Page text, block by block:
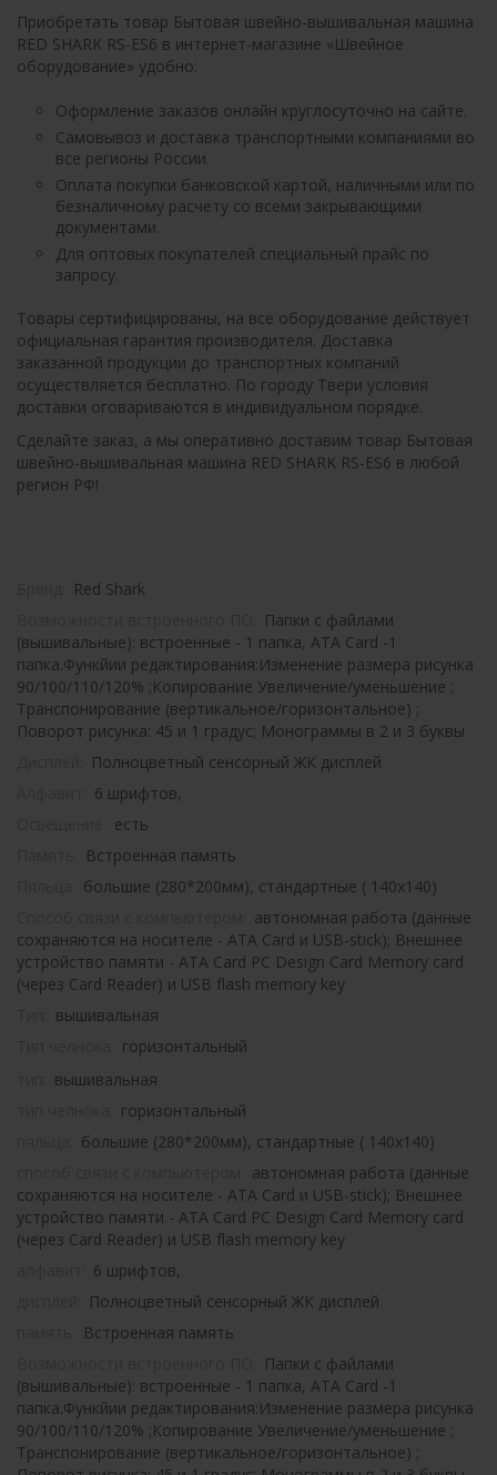
Приобретать товар Бытовая швейно-вышивальная машина
RED SHARK RS-ES6 в интернет-магазине «Швейное
оборудование» удобно:
Оформление заказов онлайн круглосуточно на сайте.
Самовывоз и доставка транспортными компаниями во
все регионы России.
Оплата покупки банковской картой, наличными или по
безналичному расчету со всеми закрывающими
документами.
Для оптовых покупателей специальный прайс по
запросу.
Товары сертифицированы, на все оборудование действует
официальная гарантия производителя. Доставка
заказанной продукции до транспортных компаний
осуществляется бесплатно. По городу Твери условия
доставки оговариваются в индивидуальном порядке.
Сделайте заказ, а мы оперативно доставим товар Бытовая
швейно-вышивальная машина RED SHARK RS-ES6 в любой
регион РФ!
Red Shark
Папки с файлами
(вышивальные): встроенные - 1 папка, ATA Card -1
папка.Функйии редактирования:Изменение размера рисунка
90/100/110/120% ;Копирование Увеличение/уменьшение ;
Транспонирование (вертикальное/горизонтальное) ;
Поворот рисунка: 45 и 1 градус; Монограммы в 2 и 3 буквы
Полноцветный сенсорный ЖК дисплей
6 шрифтов,
есть
Встроенная память
большие (280*200мм), стандартные ( 140x140)
автономная работа (данные
сохраняются на носителе - ATA Card и USB-stick); Внешнее
устройство памяти - ATA Card PC Design Card Memory card
(через Card Reader) и USB flash memory key
вышивальная
горизонтальный
вышивальная
горизонтальный
большие (280*200мм), стандартные ( 140x140)
автономная работа (данные
сохраняются на носителе - ATA Card и USB-stick); Внешнее
устройство памяти - ATA Card PC Design Card Memory card
(через Card Reader) и USB flash memory key
6 шрифтов,
Полноцветный сенсорный ЖК дисплей
Встроенная память
Папки с файлами
(вышивальные): встроенные - 1 папка, ATA Card -1
папка.Функйии редактирования:Изменение размера рисунка
90/100/110/120% ;Копирование Увеличение/уменьшение ;
Транспонирование (вертикальное/горизонтальное) ;